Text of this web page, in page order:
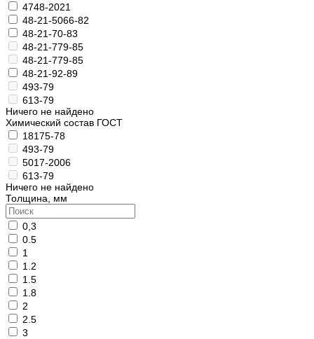
4748-2021
48-21-5066-82
48-21-70-83
48-21-779-85
48-21-779-85
48-21-92-89
493-79
613-79
Ничего не найдено
Химический состав ГОСТ
18175-78
493-79
5017-2006
613-79
Ничего не найдено
Толщина, мм
0,3
0.5
1
1.2
1.5
1.8
2
2.5
3